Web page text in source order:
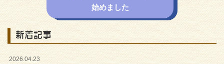
始めました
新着記事
2026.04.23